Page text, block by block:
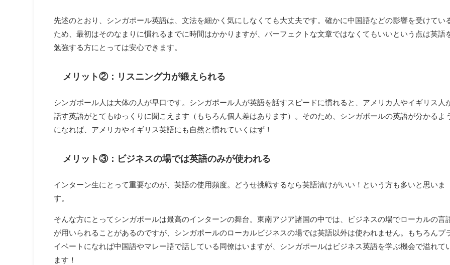
先述のとおり、シンガポール英語は、文法を細かく気にしなくても大丈夫です。確かに中国語などの影響を受けてい
ため、最初はそのなまりに慣れるまでに時間はかかりますが、パーフェクトな文章ではなくてもいいという点は英語
勉強する方にとっては安心できます。
メリット②：リスニング力が鍛えられる
シンガポール人は大体の人が早口です。シンガポール人が英語を話すスピードに慣れると、アメリカ人やイギリス人
話す英語がとてもゆっくりに聞こえます（もちろん個人差はあります）。そのため、シンガポールの英語が分かるよ
になれば、アメリカやイギリス英語にも自然と慣れていくはず！
メリット③：ビジネスの場では英語のみが使われる
インターン生にとって重要なのが、英語の使用頻度。どうせ挑戦するなら英語漬けがいい！という方も多いと思いま
す。
そんな方にとってシンガポールは最高のインターンの舞台。東南アジア諸国の中では、ビジネスの場でローカルの言
が用いられることがあるのですが、シンガポールのローカルビジネスの場では英語以外は使われません。もちろんプ
イベートになれば中国語やマレー語で話している同僚はいますが、シンガポールはビジネス英語を学ぶ機会で溢れて
ます！